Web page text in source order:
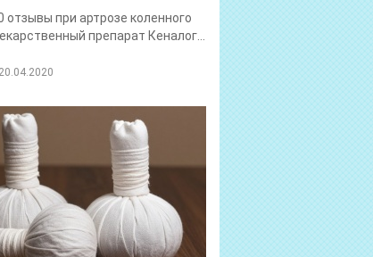
отзывы при артрозе коленного
препарат Кеналог...
20.04.2020